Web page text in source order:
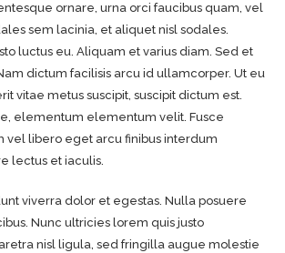
ornare, urna orci faucibus quam, vel
sem lacinia, et aliquet nisl sodales.
luctus eu. Aliquam et varius diam. Sed et
dictum facilisis arcu id ullamcorper. Ut eu
vitae metus suscipit, suscipit dictum est.
elementum elementum velit. Fusce
vel libero eget arcu finibus interdum
lectus et iaculis.
viverra dolor et egestas. Nulla posuere
Nunc ultricies lorem quis justo
nisl ligula, sed fringilla augue molestie